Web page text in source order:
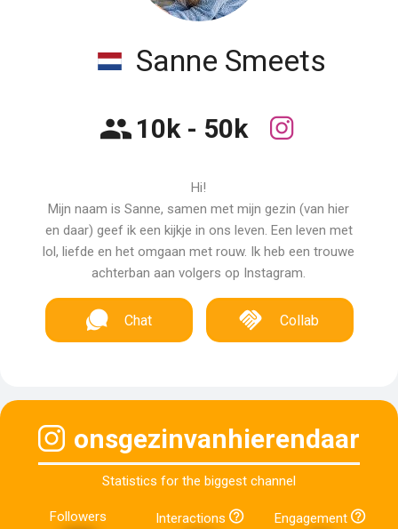
Sanne Smeets
10k - 50k
Hi!
Mijn naam is Sanne, samen met mijn gezin (van hier
en daar) geef ik een kijkje in ons leven. Een leven met
lol, liefde en het omgaan met rouw. Ik heb een trouwe
achterban aan volgers op Instagram.
Chat Collab
onsgezinvanhierendaar
Statistics for the biggest channel
Followers Interactions Engagement